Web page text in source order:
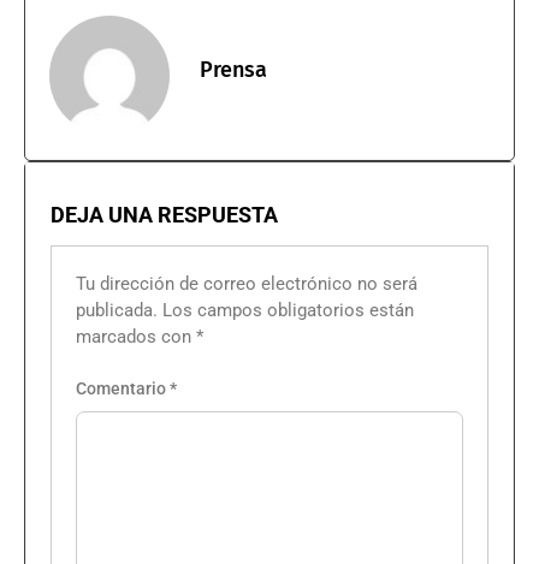
Prensa
DEJA UNA RESPUESTA
Tu dirección de correo electrónico no será
publicada. Los campos obligatorios están
marcados con *
Comentario*